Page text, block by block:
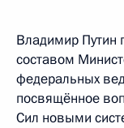
Владимир Путин
составом
федеральных
посвящённое
Сил новыми